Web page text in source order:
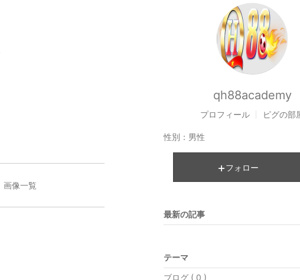
画像一覧
qh88academy
プロフィール ピグの部
性別： 男性
フォロー
最新の記事
テーマ
ブログ ( 0 )